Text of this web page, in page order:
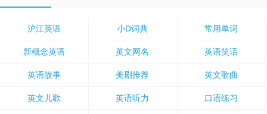
沪江英语 小D词典 常用单词
新概念英语 英文网名 英语笑话
英语故事 美剧推荐 英文歌曲
英文儿歌 英语听力 口语练习